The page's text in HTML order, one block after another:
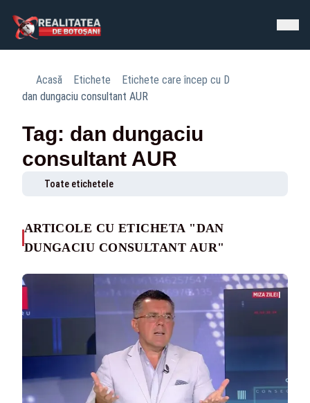
Acasă Etichete
Etichete care încep cu D
dan dungaciu consultant AUR
Tag: dan dungaciu
consultant AUR
Toate etichetele
ARTICOLE CU ETICHETA "DAN
DUNGACIU CONSULTANT AUR"